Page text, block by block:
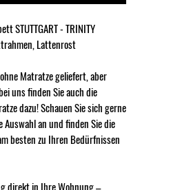
STUTTGART - TRINITY
Lattenrost
Matratze geliefert, aber
uns finden Sie auch die
dazu! Schauen Sie sich gerne
Auswahl an und finden Sie die
besten zu Ihren Bedürfnissen
direkt in Ihre Wohnung –